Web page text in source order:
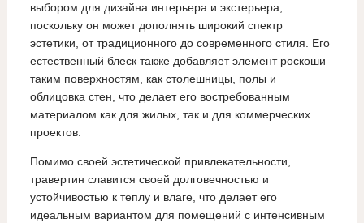
выбором для дизайна интерьера и экстерьера,
поскольку он может дополнять широкий спектр
эстетики, от традиционного до современного стиля. Его
естественный блеск также добавляет элемент роскоши
таким поверхностям, как столешницы, полы и
облицовка стен, что делает его востребованным
материалом как для жилых, так и для коммерческих
проектов.
Помимо своей эстетической привлекательности,
травертин славится своей долговечностью и
устойчивостью к теплу и влаге, что делает его
идеальным вариантом для помещений с интенсивным